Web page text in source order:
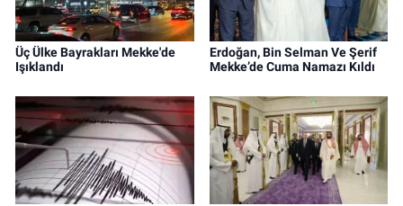
Üç Ülke Bayrakları Mekke'de
Işıklandı
Erdoğan, Bin Selman Ve Şerif
Mekke’de Cuma Namazı Kıldı